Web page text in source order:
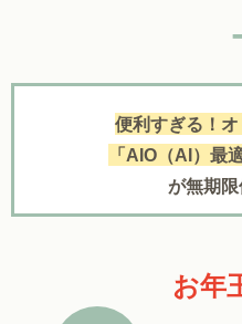
便利すぎる！
「AIO（AI）最
が無期限
お年